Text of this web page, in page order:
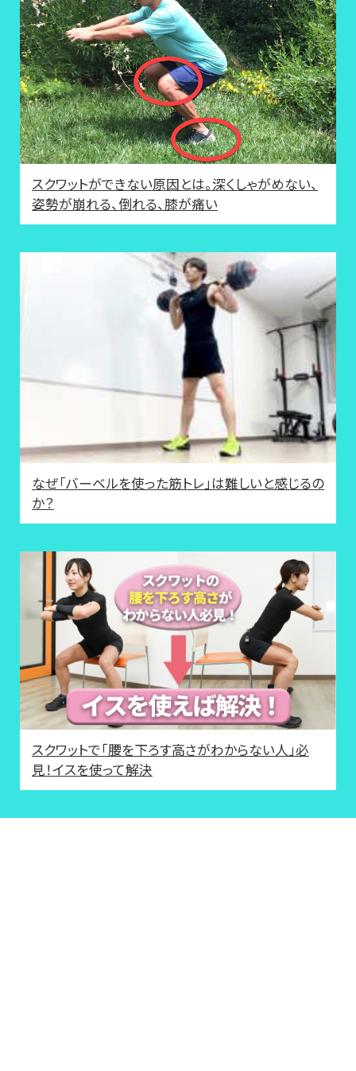
スクワットができない原因とは。深くしゃがめない、
姿勢が崩れる、倒れる、膝が痛い
なぜ「バーベルを使った筋トレ」は難しいと感じるの
か？
スクワットで「腰を下ろす高さがわからない人」必
見！イスを使って解決